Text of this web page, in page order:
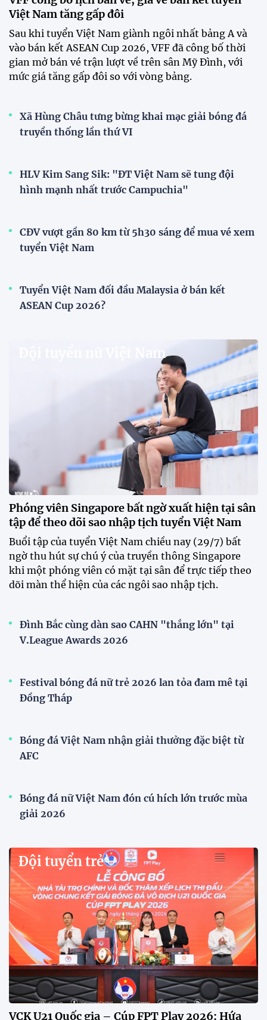
20:58 26/07/2026
Tài Lộc trở lại, ĐT Việt Nam
"khổ luyện" dưới nắng gắt tại
Hà Nội
XEM THÊM
V-League
VPF chính thức ra mắt bộ nhận diện thương hiệu và
slogan mới cho hệ thống các giải bóng đá chuyên
nghiệp quốc gia, mở ra diện mạo mới cho V.League
HLV Văn Sỹ Sơn: "Tôi đặt bút ký bằng niềm tin và
CLB Sông Lam Nghệ An chính thức có nhà tài trợ
mới
Tiền đạo Đình Bắc chốt tương lai sau tin đồn sang
Nhật Bản thi đấu
ĐKVĐ Cúp Quốc gia chiêu mộ sao trẻ của ĐT Việt
Nam
Đội tuyển Việt Nam
Việt Nam tăng gấp đôi
Sau khi tuyển Việt Nam giành ngôi nhất bảng A và
vào bán kết ASEAN Cup 2026, VFF đã công bố thời
gian mở bán vé trận lượt về trên sân Mỹ Đình, với
mức giá tăng gấp đôi so với vòng bảng.
Xã Hùng Châu tưng bừng khai mạc giải bóng đá
truyền thống lần thứ VI
HLV Kim Sang Sik: "ĐT Việt Nam sẽ tung đội